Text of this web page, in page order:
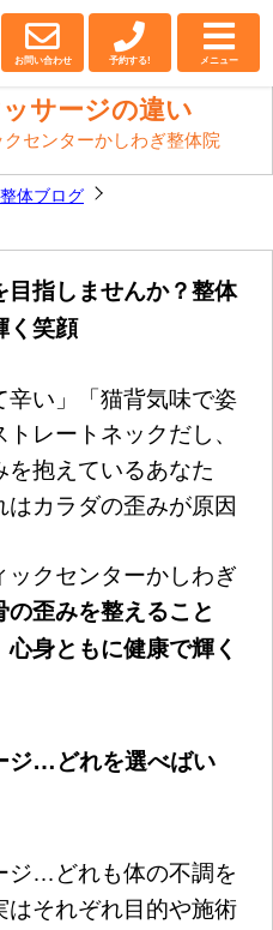
お問い合わせ 予約する! メニュー
ッサージの違い
センターかしわぎ整体院
体ブログ
指しませんか？整体
く笑顔
辛い」「猫背気味で姿
レートネックだし、
を抱えているあなた
カラダの歪みが原因
クセンターかしわぎ
の歪みを整えること
身ともに健康で輝く
ジ… どれを選べばい
ジ… どれも体の不調を
はそれぞれ目的や施術